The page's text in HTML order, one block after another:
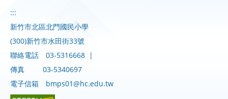
:::
新竹市北區北門國民小學
(300)新竹市水田街33號
聯絡電話
03-5316668 |
傳真
03-5340697
電子信箱
bmps01@hc.edu.tw